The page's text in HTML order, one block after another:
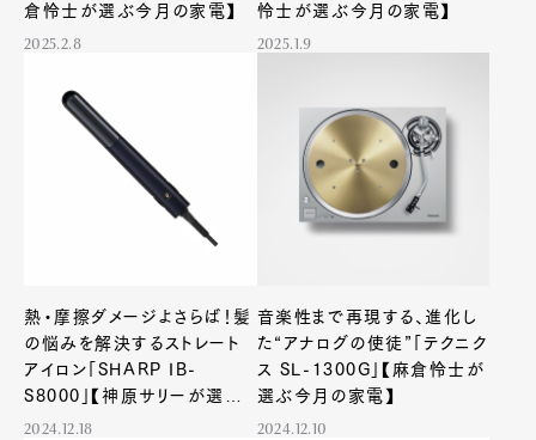
倉怜士が選ぶ今月の家電】
2025.2.8
怜士が選ぶ今月の家電】
2025.1.9
熱・摩擦ダメージよさらば！髪
の悩みを解決するストレート
アイロン「SHARP IB-
S8000」【神原サリーが選ぶ
今月の家電】
2024.12.18
音楽性まで再現する、進化し
た“アナログの使徒”「テクニク
ス SL-1300G」【麻倉怜士が
選ぶ今月の家電】
2024.12.10